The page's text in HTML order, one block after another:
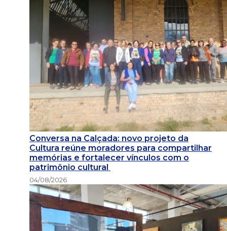
Conversa na Calçada: novo projeto da
Cultura reúne moradores para compartilhar
memórias e fortalecer vínculos com o
patrimônio cultural
04/08/2026